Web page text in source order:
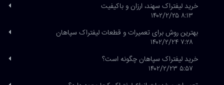
خرید لیفتراک سهند، ارزان و باکیفیت
۸:۱۳ ۱۴۰۲/۲/۲۵
بهترین روش برای تعمیرات و قطعات لیفتراک سپاهان
۷:۲۸ ۱۴۰۲/۲/۲۴
خرید لیفتراک سپاهان چگونه است؟
۵:۵۷ ۱۴۰۲/۲/۲۳